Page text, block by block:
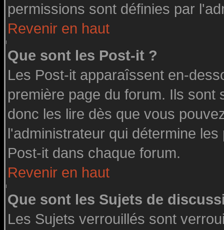
permissions sont définies par
Revenir en haut
Que sont les Post-it ?
Les Post-it apparaîssent en-
première page du forum. Ils
donc les lire dès que vous
l'administrateur qui détermine
Post-it dans chaque forum.
Revenir en haut
Que sont les Sujets de
Les Sujets verrouillés sont